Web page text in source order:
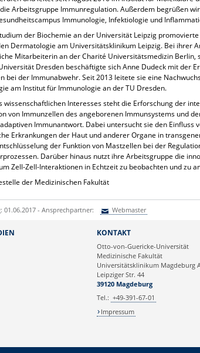
Arbeitsgruppe Immunregulation. Außerdem begrüßen
Immunologie, Infektiologie und
der Biochemie an der Universität Leipzig
Dermatologie am Universitätsklinikum Leipzig. Bei ihrer
Mitarbeiterin an der Charité Universitätsmedizin Berlin,
Dresden beschäftigte sich Anne Dudeck mit der
bei der Immunabwehr. Seit 2013 leitete sie eine
am Institut für Immunologie an der TU Dresden.
wissenschaftlichen Interesses steht die Erforschung der
von Immunzellen des angeborenen Immunsystems und
Immunantwort. Dabei untersucht sie den
Erkrankungen der Haut und anderer Organe in
der Funktion von Mastzellen bei der
Darüber hinaus nutzt ihre Arbeitsgruppe die
Zell-Zell-Interaktionen in Echtzeit zu beobachten und zu
der Medizinischen Fakultät
01.06.2017 - Ansprechpartner: Webmaster
KONTAKT
Otto-von-Guericke-Universität
Medizinische Fakultät
Universitätsklinikum Magdeburg
Leipziger Str. 44
39120 Magdeburg
Tel.: +49-391-67-01
Impressum